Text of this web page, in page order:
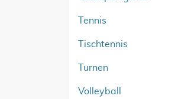
Tennis
Tischtennis
Turnen
Volleyball